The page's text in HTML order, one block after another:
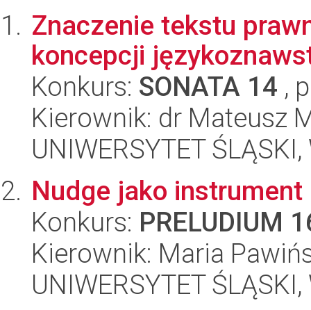
Znaczenie tekstu
koncepcji
Konkurs: SONATA 14 ,
Kierownik: dr Mateusz
UNIWERSYTET
Nudge jako
Konkurs: PRELUDIUM
Kierownik: Maria
UNIWERSYTET